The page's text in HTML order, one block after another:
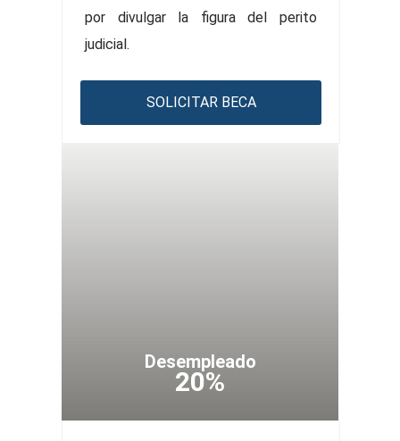
por divulgar la figura del perito
judicial.
SOLICITAR BECA
Desempleado
20%